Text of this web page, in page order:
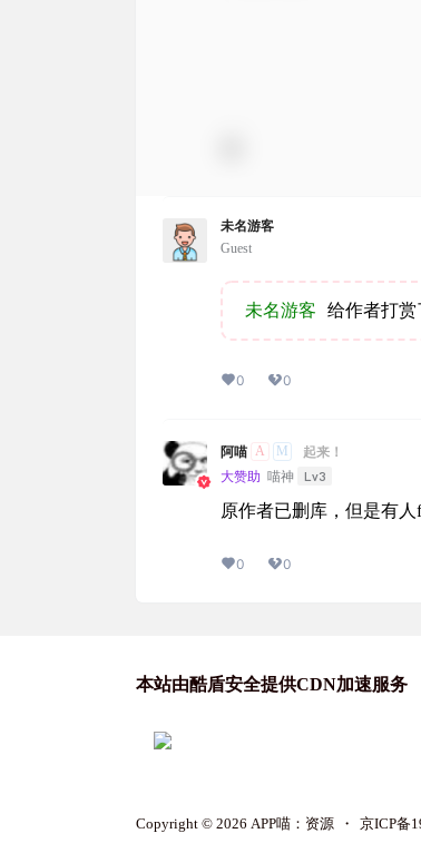
未名游客
Guest
未名游客 给作者打赏
0 0
阿喵 A M
起来！
大赞助 喵神 Lv3
原作者已删库，但是有
0 0
本站由酷盾安全提供CDN加速服务
Copyright © 2026 APP喵：资源 ・ 京ICP备